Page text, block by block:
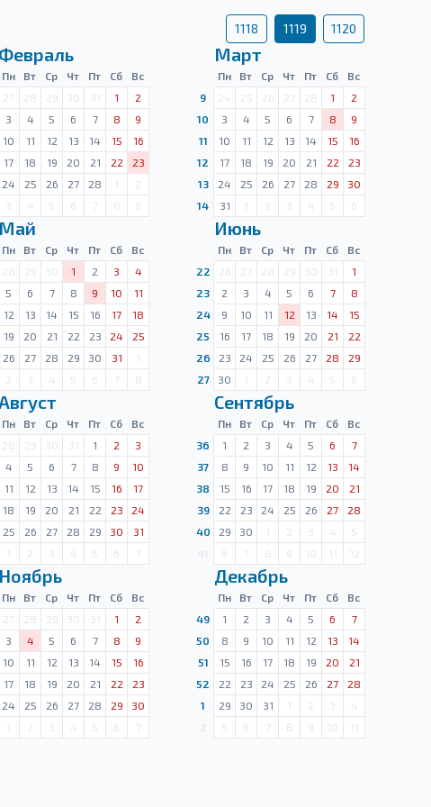
1118 1119 1120
Февраль
Пн Вт Ср Чт Пт Сб
Вс
27 28 29 30 31 1
2
3 4 5 6 7 8
9
10 11 12 13 14 15
16
17 18 19 20 21 22
23
24 25 26 27 28 1
2
3 4 5 6 7 8 9
Март
Пн Вт Ср Чт Пт Сб
Вс
9
24 25 26 27 28 1
2
10
3 4 5 6 7 8
9
11
10 11 12 13 14 15
16
12
17 18 19 20 21 22
23
13
24 25 26 27 28 29
30
14
31 1 2 3 4 5 6
Май
Пн Вт Ср Чт Пт Сб
Вс
28 29 30 1 2 3
4
5 6 7 8 9 10
11
12 13 14 15 16 17
18
19 20 21 22 23 24
25
26 27 28 29 30 31
1
2 3 4 5 6 7 8
Июнь
Пн Вт Ср Чт Пт Сб
Вс
22
26 27 28 29 30 31
1
23
2 3 4 5 6 7
8
24
9 10 11 12 13 14
15
25
16 17 18 19 20 21
22
26
23 24 25 26 27 28
29
27
30 1 2 3 4 5 6
Пн Вт Ср Чт Пт Сб
Вс
28 29 30 31 1 2
3
4 5 6 7 8 9
10
11 12 13 14 15 16
17
18 19 20 21 22 23
24
25 26 27 28 29 30
31
1 2 3 4 5 6 7
Сентябрь
Пн Вт Ср Чт Пт Сб
Вс
36
1 2 3 4 5 6
7
37
8 9 10 11 12 13
14
38
15 16 17 18 19 20
21
39
22 23 24 25 26 27
28
40
29 30 1 2 3 4
5
6 7 8 9 10 11 12
Ноябрь
Пн Вт Ср Чт Пт Сб
Вс
27 28 29 30 31 1
2
3 4 5 6 7 8
9
10 11 12 13 14 15
16
17 18 19 20 21 22
23
24 25 26 27 28 29
30
1 2 3 4 5 6 7
Декабрь
Пн Вт Ср Чт Пт Сб
Вс
49
1 2 3 4 5 6
7
50
8 9 10 11 12 13
14
51
15 16 17 18 19 20
21
52
22 23 24 25 26 27
28
1
29 30 31 1 2 3
4
5 6 7 8 9 10 11